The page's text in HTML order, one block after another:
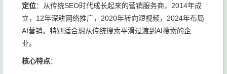
定位：从传统SEO时代成长起来的营销服务商，2014年成
立，12年深耕网络推广，2020年转向短视频，2024年布局
AI营销。特别适合想从传统搜索平滑过渡到AI搜索的企
业。
核心特点：